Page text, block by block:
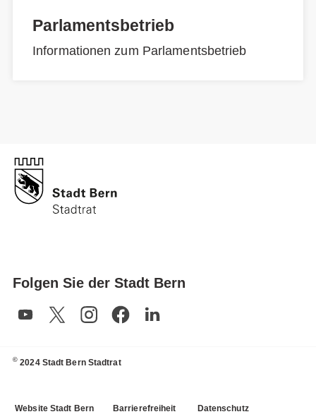
Parlamentsbetrieb
Informationen zum Parlamentsbetrieb
Folgen Sie der Stadt Bern
© 2024 Stadt Bern Stadtrat
Website Stadt Bern Barrierefreiheit Datenschutz